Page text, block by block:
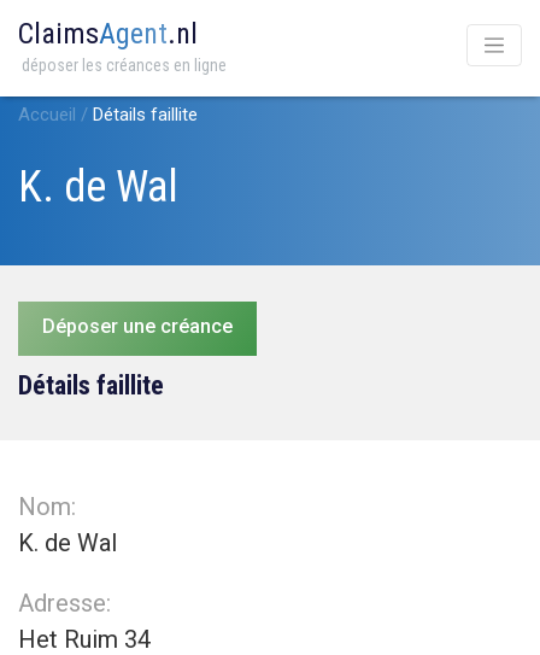
ClaimsAgent.nl
déposer les créances en ligne
Accueil / Détails faillite
K. de Wal
Déposer une créance
Détails faillite
Nom:
K. de Wal
Adresse:
Het Ruim 34